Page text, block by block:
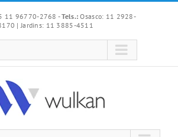
11 96770-2768 -Tels.: Osasco: 11 2928-
| Jardins: 11 3885-4511